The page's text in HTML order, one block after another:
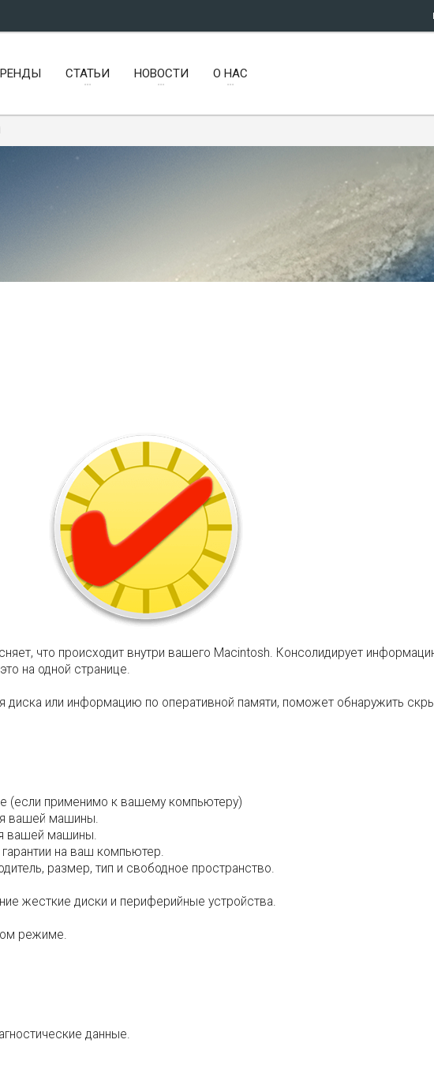
СТАТЬИ НОВОСТИ О НАС
что происходит внутри вашего Macintosh. Консолидирует
на одной странице.
или информацию по оперативной памяти, поможет обнаружить
(если применимо к вашему компьютеру)
вашей машины.
вашей машины.
на ваш компьютер.
размер, тип и свободное пространство.
жесткие диски и периферийные устройства.
режиме.
данные.